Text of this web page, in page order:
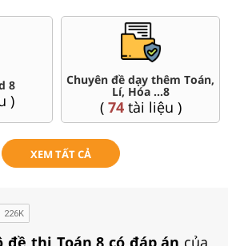
8
)
Chuyên đề dạy thêm Toán,
Lí, Hóa ...8
( 74tài liệu )
XEM TẤT CẢ
đề thi Toán 8 có đáp án của